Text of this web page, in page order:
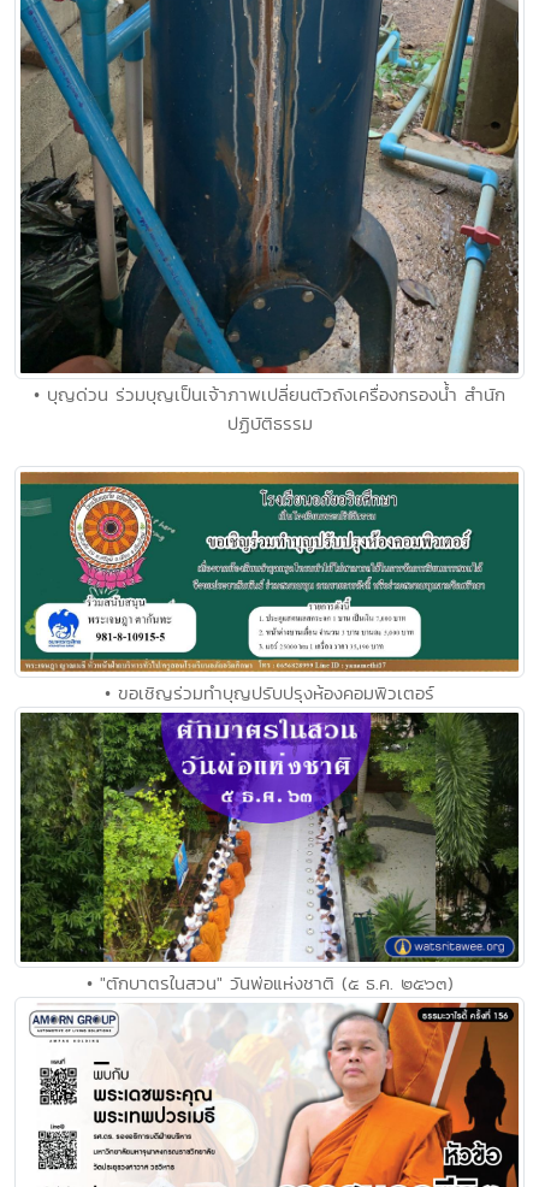
• บุญด่วน ร่วมบุญเป็นเจ้าภาพเปลี่ยนตัวถังเครื่องกรองน้ำ สำนัก
ปฏิบัติธรรม
• ขอเชิญร่วมทำบุญปรับปรุงห้องคอมพิวเตอร์
• "ตักบาตรในสวน" วันพ่อแห่งชาติ (๕ ธ.ค. ๒๕๖๓)